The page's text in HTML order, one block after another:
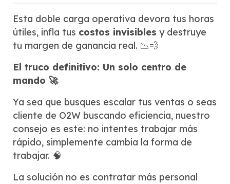
Esta doble carga operativa devora tus horas
útiles, infla tus costos invisibles y destruye
tu margen de ganancia real. 📉💨
El truco definitivo: Un solo centro de
mando 🚀
Ya sea que busques escalar tus ventas o seas
cliente de O2W buscando eficiencia, nuestro
consejo es este: no intentes trabajar más
rápido, simplemente cambia la forma de
trabajar. 🧠
La solución no es contratar más personal